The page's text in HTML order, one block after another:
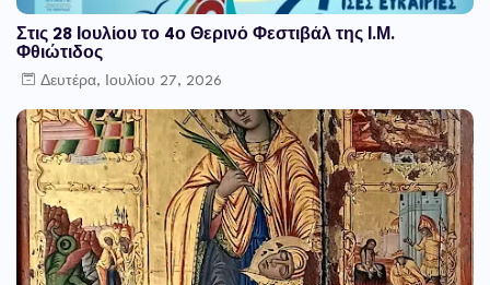
Στις 28 Ιουλίου το 4ο Θερινό Φεστιβάλ της Ι.Μ.
Φθιώτιδος
Δευτέρα, Ιουλίου 27, 2026